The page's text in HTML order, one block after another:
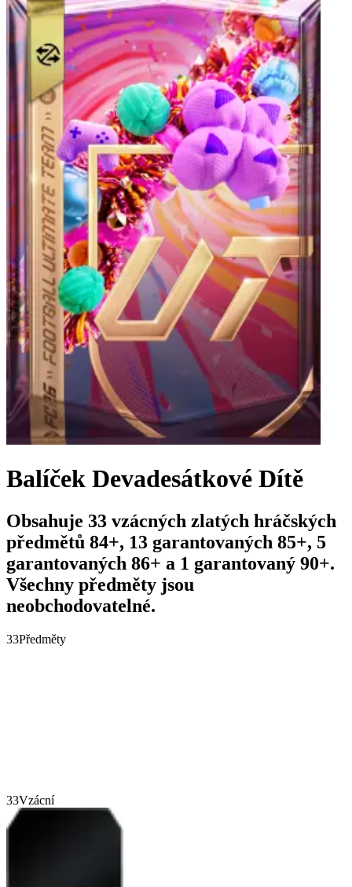
Balíček Devadesátkové Dítě
Obsahuje 33 vzácných zlatých hráčských
předmětů 84+, 13 garantovaných 85+, 5
garantovaných 86+ a 1 garantovaný 90+.
Všechny předměty jsou
neobchodovatelné.
33Předměty
33Vzácní